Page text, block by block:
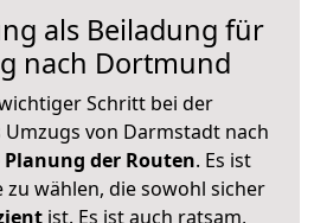
als Beiladung für
nach Dortmund
Schritt bei der
von Darmstadt nach
Planung der Routen. Es ist
zu wählen, die sowohl sicher
ist. Es ist auch ratsam,